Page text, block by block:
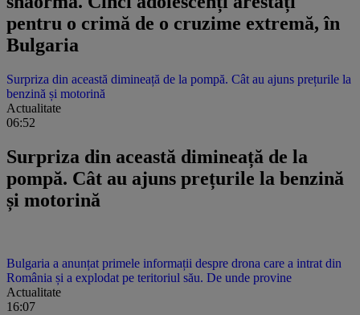
pentru o crimă de o cruzime extremă, în
Bulgaria
Surpriza din această dimineață de la pompă. Cât au ajuns prețurile la
benzină și motorină
Actualitate
06:52
Surpriza din această dimineață de la
pompă. Cât au ajuns prețurile la benzină
și motorină
Bulgaria a anunțat primele informații despre drona care a intrat din
România și a explodat pe teritoriul său. De unde provine
Actualitate
16:07